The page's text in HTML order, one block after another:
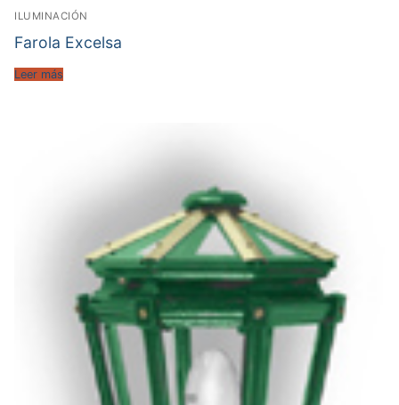
ILUMINACIÓN
Farola Excelsa
Leer más